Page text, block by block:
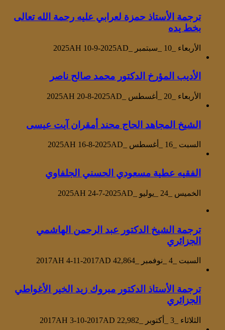
ترجمة الأستاذ حمزة لعرابي عليه رحمة الله تعالى
بخط يده
الأربعاء _10 _سبتمبر _2025AH 10-9-2025AD
الأديب المؤرخ الدكتور محمد صالح ناصر
الأربعاء _20 _أغسطس _2025AH 20-8-2025AD
الشيخ المجاهد الحاج محند أمقران آيت عيسى
السبت _16 _أغسطس _2025AH 16-8-2025AD
الفقيه عطية مسعودي الحسني الجلفاوي
الخميس _24 _يوليو _2025AH 24-7-2025AD
ترجمة الشيخ الدكتور عبد الرحمن الهاشمي
الجزائري
السبت _4 _نوفمبر _2017AH 4-11-2017AD 42,864
ترجمة الأستاذ الدكتور مبروك زيد الخير الأغواطي
الجزائري
الثلاثاء _3 _أكتوبر _2017AH 3-10-2017AD 22,982